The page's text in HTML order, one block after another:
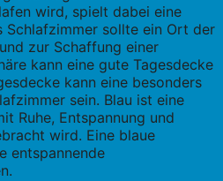
wird, spielt dabei eine
Schlafzimmer sollte ein Ort der
zur Schaffung einer
kann eine gute Tagesdecke
kann eine besonders
sein. Blau ist eine
Ruhe, Entspannung und
wird. Eine blaue
entspannende